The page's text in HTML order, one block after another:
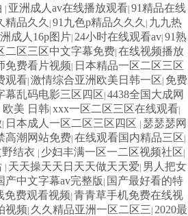
| 亚洲成人av在线播放观看| 91精品在线
精品久久 | 91九色p精品久久久 | 九九热
成人16p图片| 24小时在线观看av| 91熟
二区三区中文字幕免费| 在线视频播放
免费看片视频| 日本精品一区二区三区
观看| 激情综合亚洲欧美日韩一区| 免费
幕乱码电影三区四区| 4438全国大成网
美 日韩| xxx一区二区三区在线观看|
| 日本成人一区二区三区四区 | 瑟瑟瑟网
高潮网站免费| 在线观看国内精品三区|
结衣 | 少妇丰满一区一二区视频社区|
| 天天操天天日天天做天天爱| 男人把女
产中文字幕av完整版 | 国产最好看的特
免费观看视频| 青青草手机免费在线视
视频| 久久精品亚洲一区二区三| 2020最